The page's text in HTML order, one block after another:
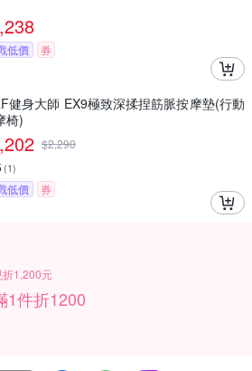
低價 券
健身大師 EX9極致深揉捏筋脈按摩墊(行動
椅)
$2,290
(1)
低價 券
折1,200元
1件折1200